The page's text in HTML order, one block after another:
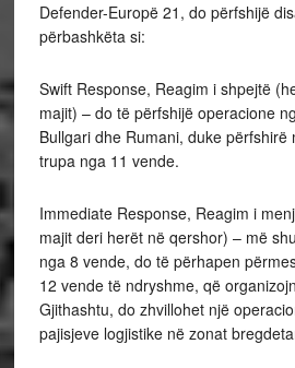
Defender-Europë 21, do përfshijë
përbashkëta si:
Swift Response, Reagim i shpejtë
majit) – do të përfshijë operacione
Bullgari dhe Rumani, duke përfshirë
trupa nga 11 vende.
Immediate Response, Reagim i
majit deri herët në qershor) – më
nga 8 vende, do të përhapen
12 vende të ndryshme, që
Gjithashtu, do zhvillohet një
pajisjeve logjistike në zonat